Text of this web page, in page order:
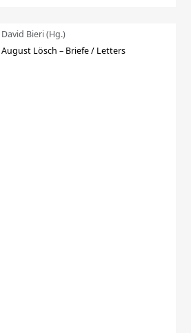
David Bieri (Hg.)
August Lösch – Briefe / Letters